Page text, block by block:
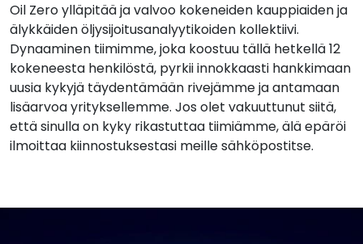
Oil Zero ylläpitää ja valvoo kokeneiden kauppiaiden ja
älykkäiden öljysijoitusanalyytikoiden kollektiivi.
Dynaaminen tiimimme, joka koostuu tällä hetkellä 12
kokeneesta henkilöstä, pyrkii innokkaasti hankkimaan
uusia kykyjä täydentämään rivejämme ja antamaan
lisäarvoa yrityksellemme. Jos olet vakuuttunut siitä,
että sinulla on kyky rikastuttaa tiimiämme, älä epäröi
ilmoittaa kiinnostuksestasi meille sähköpostitse.